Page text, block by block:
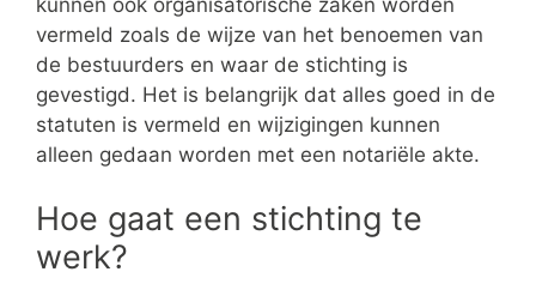
vermeld zoals de wijze van het benoemen van
de bestuurders en waar de stichting is
gevestigd. Het is belangrijk dat alles goed in de
statuten is vermeld en wijzigingen kunnen
alleen gedaan worden met een notariële akte.
Hoe gaat een stichting te
werk?